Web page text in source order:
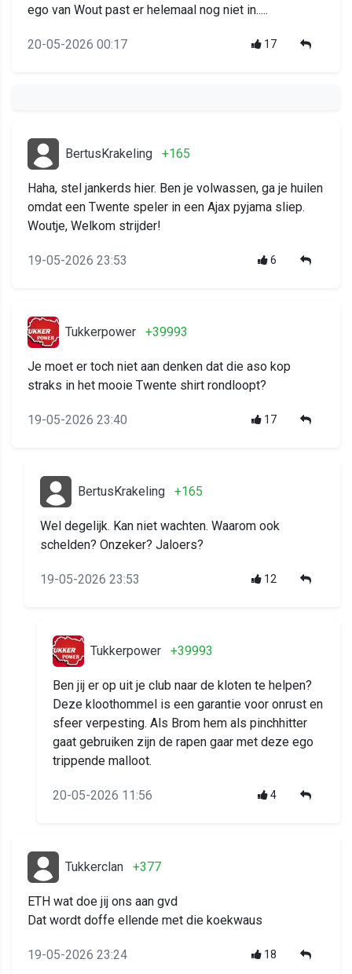
ego van Wout past er helemaal nog niet in.....
20-05-2026 00:17 17
BertusKrakeling +165
Haha, stel jankerds hier. Ben je volwassen, ga je huilen
omdat een Twente speler in een Ajax pyjama sliep.
Woutje, Welkom strijder!
19-05-2026 23:53 6
Tukkerpower +39993
Je moet er toch niet aan denken dat die aso kop
straks in het mooie Twente shirt rondloopt?
19-05-2026 23:40 17
BertusKrakeling +165
Wel degelijk. Kan niet wachten. Waarom ook
schelden? Onzeker? Jaloers?
19-05-2026 23:53 12
Tukkerpower +39993
Ben jij er op uit je club naar de kloten te helpen?
Deze kloothommel is een garantie voor onrust en
sfeer verpesting. Als Brom hem als pinchhitter
gaat gebruiken zijn de rapen gaar met deze ego
trippende malloot.
20-05-2026 11:56 4
Tukkerclan +377
ETH wat doe jij ons aan gvd
Dat wordt doffe ellende met die koekwaus
19-05-2026 23:24 18